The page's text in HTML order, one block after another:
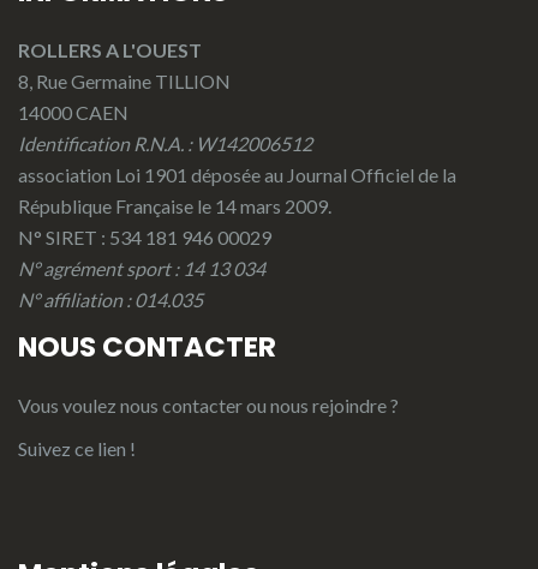
ROLLERS A L'OUEST
8, Rue Germaine TILLION
14000 CAEN
Identification R.N.A. : W142006512
association Loi 1901 déposée au Journal Officiel de la
République Française le 14 mars 2009.
N° SIRET : 534 181 946 00029
N° agrément sport : 14 13 034
N° affiliation : 014.035
NOUS CONTACTER
Vous voulez nous contacter ou nous rejoindre ?
Suivez ce lien !